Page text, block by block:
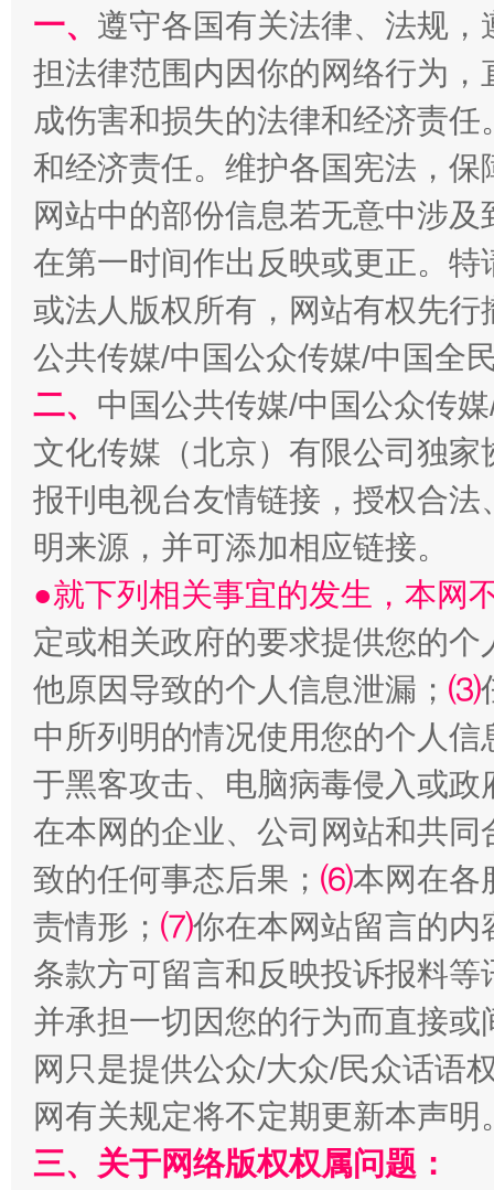
招工难、用工荒背后
网上购药对药下症？
这是一记警钟！
在谋一域中谋全局
一、 遵守各国有关法律、法规
担法律范围内因你的网络行为
成伤害和损失的法律和经济责
和经济责任。维护各国宪法，
网站中的部份信息若无意中涉
在第一时间作出反映或更正。
或法人版权所有，网站有权先
公共传媒/中国公众传媒/中国全
二、 中国公共传媒/中国公众传
文化传媒（北京）有限公司独
报刊电视台友情链接，授权合
明来源，并可添加相应链接。
●就下列相关事宜的发生，本网
定或相关政府的要求提供您的个
他原因导致的个人信息泄漏； ⑶
中所列明的情况使用您的个人
于黑客攻击、电脑病毒侵入或
在本网的企业、公司网站和共
致的任何事态后果； ⑹本网在各
责情形； ⑺你在本网站留言的内
条款方可留言和反映投诉报料
并承担一切因您的行为而直接
网只是提供公众/大众/民众话语
网有关规定将不定期更新本声明
三、关于网络版权权属问题：